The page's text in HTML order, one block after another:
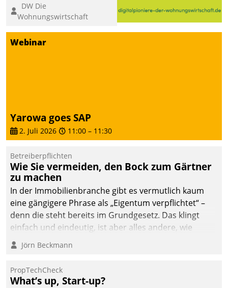
eine digitale Zukunft zu
finden, ist das Ziel des
Awards „Digitalpioniere
der
und PropTech.
DW Die
Wohnungswirtschaft
Webinar
Yarowa goes SAP
2. Juli 2026 11:00 – 11:30
Betreiberpflichten
Wie Sie vermeiden, den Bock zum Gärtner
zu machen
In der Immobilienbranche gibt es vermutlich kaum
eine gängigere Phrase als „Eigentum verpflichtet“ –
denn die steht bereits im Grundgesetz. Das klingt
einfach und eindeutig, ist aber alles andere, wie
Branchenbeschäftigte wissen. Denn mit der
Verantwortung folgen Verpflichtungen.
Jörn Beckmann
PropTechCheck
What’s up, Start-up?